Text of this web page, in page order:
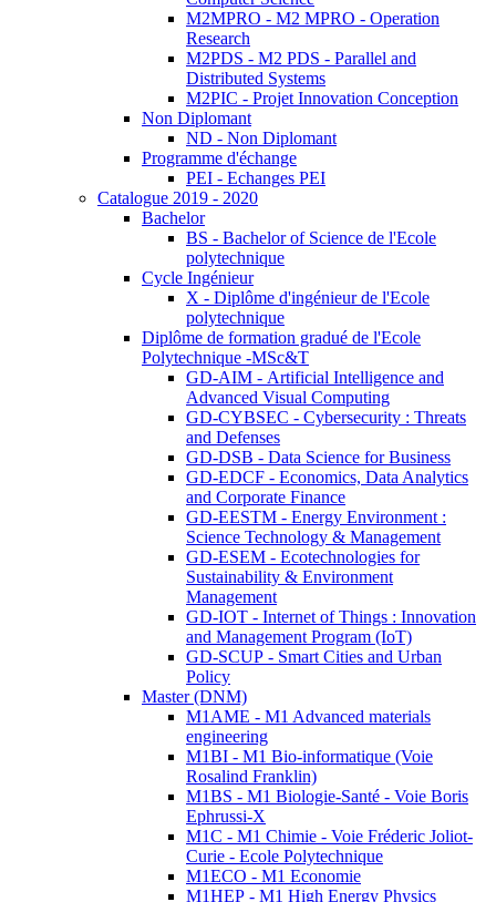
M2MPRO - M2 MPRO - Operation
Research
M2PDS - M2 PDS - Parallel and
Distributed Systems
M2PIC - Projet Innovation Conception
Non Diplomant
ND - Non Diplomant
Programme d'échange
PEI - Echanges PEI
Catalogue 2019 - 2020
Bachelor
BS - Bachelor of Science de l'Ecole
polytechnique
Cycle Ingénieur
X - Diplôme d'ingénieur de l'Ecole
polytechnique
Diplôme de formation gradué de l'Ecole
Polytechnique -MSc&T
GD-AIM - Artificial Intelligence and
Advanced Visual Computing
GD-CYBSEC - Cybersecurity : Threats
and Defenses
GD-DSB - Data Science for Business
GD-EDCF - Economics, Data Analytics
and Corporate Finance
GD-EESTM - Energy Environment :
Science Technology & Management
GD-ESEM - Ecotechnologies for
Sustainability & Environment
Management
GD-IOT - Internet of Things : Innovation
and Management Program (IoT)
GD-SCUP - Smart Cities and Urban
Policy
Master (DNM)
M1AME - M1 Advanced materials
engineering
M1BI - M1 Bio-informatique (Voie
Rosalind Franklin)
M1BS - M1 Biologie-Santé - Voie Boris
Ephrussi-X
M1C - M1 Chimie - Voie Fréderic Joliot-
Curie - Ecole Polytechnique
M1ECO - M1 Economie
M1HEP - M1 High Energy Physics